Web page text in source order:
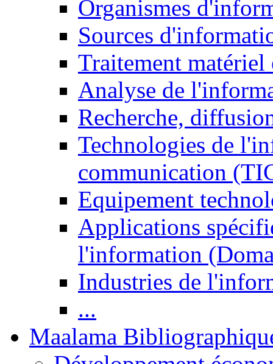
Organismes
Sources
Traitement matériel
Analyse de
Recherche,
Technologies de
communication
Equipement
Applications
l'information
Industries de
...
Maalama